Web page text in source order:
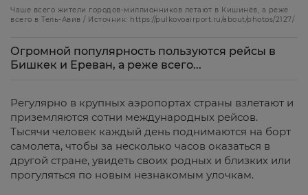
Чаше всего жители городов-миллионников летают в Кишинёв, а реже
всего в Тель-Авив / Источник: https://pulkovoairport.ru/about/photos/2127/
Огромной популярность пользуются рейсы в
Бишкек и Ереван, а реже всего...
Регулярно в крупных аэропортах страны взлетают и
приземляются сотни международных рейсов.
Тысячи человек каждый день поднимаются на борт
самолета, чтобы за несколько часов оказаться в
другой стране, увидеть своих родных и близких или
прогуляться по новым незнакомым улочкам.